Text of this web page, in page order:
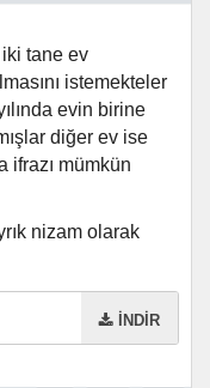
tane ev
istemekteler
evin birine
diğer ev ise
ifrazı mümkün
nizam olarak
İNDİR